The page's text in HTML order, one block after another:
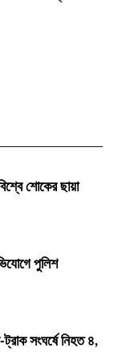
শোকের ছায়া
পুলিশ
সংঘর্ষে নিহত ৪,